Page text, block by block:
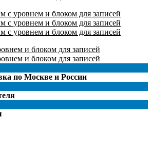
по Москве и России